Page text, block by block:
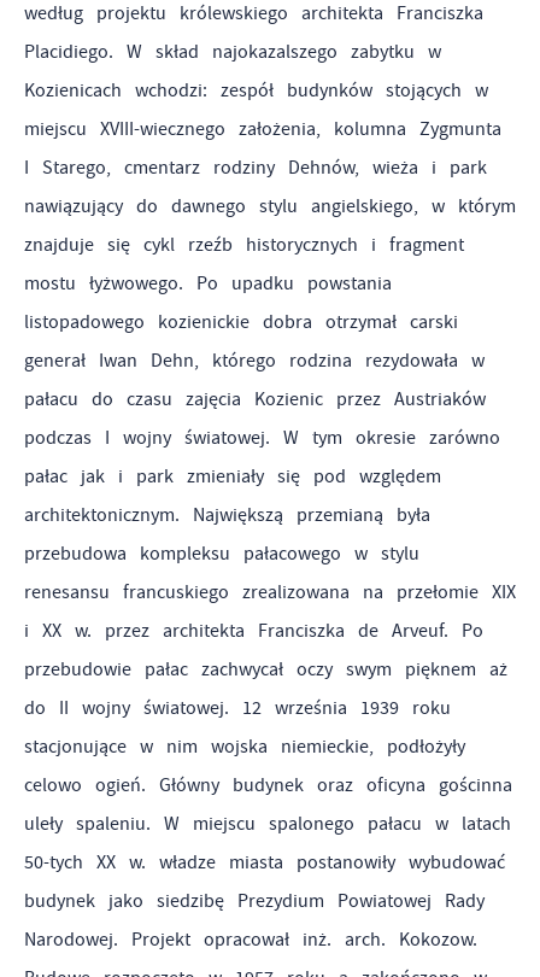
według projektu królewskiego architekta Franciszka
Placidiego. W skład najokazalszego zabytku w
Kozienicach wchodzi: zespół budynków stojących w
miejscu XVIII-wiecznego założenia, kolumna Zygmunta
I Starego, cmentarz rodziny Dehnów, wieża i park
nawiązujący do dawnego stylu angielskiego, w którym
znajduje się cykl rzeźb historycznych i fragment
mostu łyżwowego. Po upadku powstania
listopadowego kozienickie dobra otrzymał carski
generał Iwan Dehn, którego rodzina rezydowała w
pałacu do czasu zajęcia Kozienic przez Austriaków
podczas I wojny światowej. W tym okresie zarówno
pałac jak i park zmieniały się pod względem
architektonicznym. Największą przemianą była
przebudowa kompleksu pałacowego w stylu
renesansu francuskiego zrealizowana na przełomie XIX
i XX w. przez architekta Franciszka de Arveuf. Po
przebudowie pałac zachwycał oczy swym pięknem aż
do II wojny światowej. 12 września 1939 roku
stacjonujące w nim wojska niemieckie, podłożyły
celowo ogień. Główny budynek oraz oficyna gościnna
uleły spaleniu. W miejscu spalonego pałacu w latach
50-tych XX w. władze miasta postanowiły wybudować
budynek jako siedzibę Prezydium Powiatowej Rady
Narodowej. Projekt opracował inż. arch. Kokozow.